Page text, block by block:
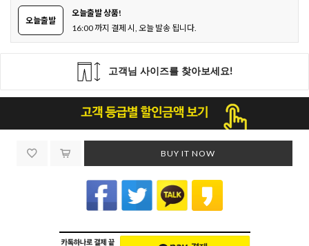
오늘출발
오늘출발 상품!
16:00 까지 결제 시, 오늘 발송 됩니다.
BUY IT NOW